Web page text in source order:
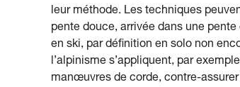
leur méthode. Les techniques
pente douce, arrivée dans une
en ski, par définition en solo non
l’alpinisme s’appliquent, par
manœuvres de corde, contre-